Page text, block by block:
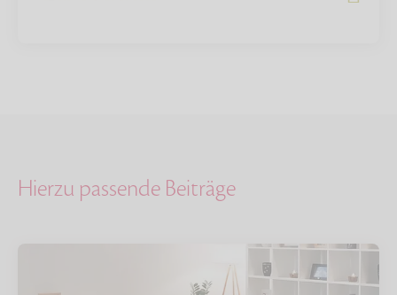
Hierzu passende Beiträge